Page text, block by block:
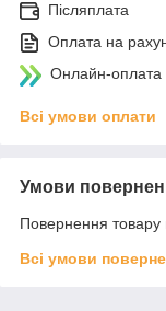
Післяплата
Оплата на
Онлайн-оплата
Всі умови оплати
Умови
Повернення товару
Всі умови